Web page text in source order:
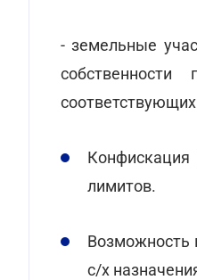
- земельные
лимитов.
Возможность
с/х